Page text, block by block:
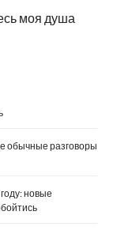
моя душа
обычные разговоры
новые